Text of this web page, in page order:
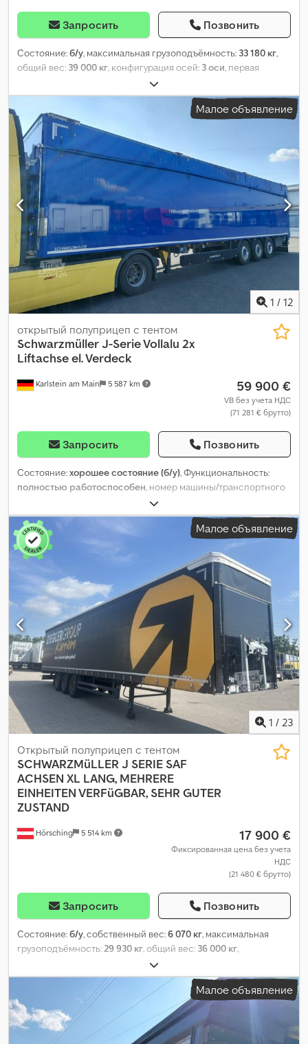
Запросить Позвонить
Состояние:б/у, максимальная грузоподъёмность: 33 180 кг,
общий вес: 39 000 кг, конфигурация осей: 3 оси, первая
, следующая проверка (TÜV):
длина грузового отсека:13 626 мм, ширина пространства для
загрузки:
, высота грузового отсека:2 700 мм,
Оборудование:ABS
Малое объявление
1 / 12
Karlstein am Main 5 587 km
открытый полуприцеп с тентом
SchwarzmüllerJ-Serie Vollalu 2x
Liftachse el. Verdeck
59 900 €
VB без учета НДС
(71 281 € брутто)
Запросить Позвонить
Состояние:хорошее состояние (б/у), Функциональность:
полностью работоспособен, номер машины/транспортного
VAVJS1339RH529058, собственный вес:
максимальная грузоподъёмность:28 250 кг, общий вес:
36 000 кг , конфигурация осей:
, первая регистрация:
09/2024, следующая проверка (TÜV):
, длина грузового
отсека:
, ширина пространства для загрузки:
мм, высота грузового отсека: 2 750 мм, объем грузового
пространства:
89 м³, подвеска:воздух , размер шины:
385/65 R
22.5, цвет:синий , Год выпуска: 2024, Оборудование: ABS,
Малое объявление
1 / 23
Hörsching 5 514 km
Открытый полуприцеп с тентом
SCHWARZMüLLER J SERIE SAF
ACHSEN XL LANG, MEHRERE
EINHEITEN VERFüGBAR, SEHR GUTER
ZUSTAND
17 900 €
Фиксированная цена без учета
НДС
(21 480 € брутто)
Запросить Позвонить
Состояние:б/у, собственный вес:6 070 кг, максимальная
грузоподъёмность:29 930 кг, общий вес: 36 000 кг,
, первая регистрация:
длина грузового отсека:14 980 мм, ширина пространства для
2 480 мм, высота грузового отсека:2 750 мм, общая
длина:
2 550 мм, общая ширина: 4 000 мм, общая высота:
15 300 мм, подвеска: воздух , размер шины:385/65 R22,5
Оборудование:
Малое объявление